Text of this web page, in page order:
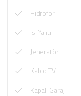
Hidrofor
Isı Yalıtım
Jeneratör
Kablo TV
Kapalı Garaj